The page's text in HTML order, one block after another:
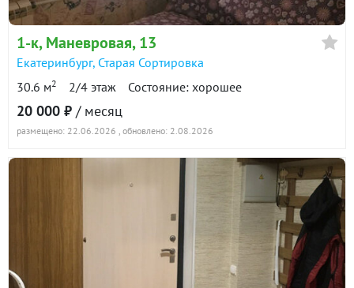
1-к, Маневровая, 13
Екатеринбург, Старая Сортировка
30.6 м2 2/4 этаж Состояние: хорошее
20 000 ₽ / месяц
размещено: 22.06.2026 , обновлено: 2.08.2026